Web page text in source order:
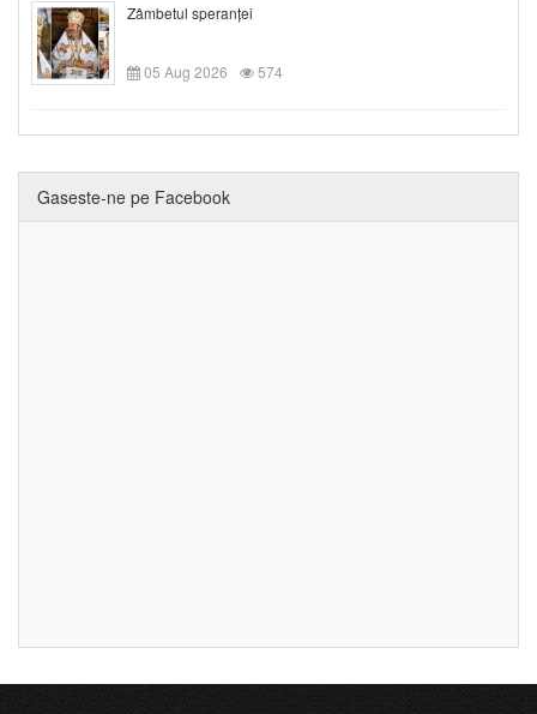
Zâmbetul speranței
05 Aug 2026 574
Gaseste-ne pe Facebook